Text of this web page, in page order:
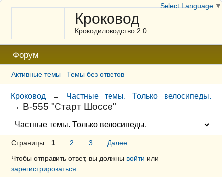
Кроковод
Крокодиловодство 2.0
Форум
Активные темы Темы без ответов
Кроковод → Частные темы. Только велосипеды.
→ В-555 "Старт Шоссе"
Страницы 1 2 3
Далее
Чтобы отправить ответ, вы должны войти или
зарегистрироваться
Select Language ▼